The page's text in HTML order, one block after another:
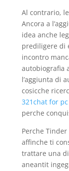
Al contrario,
Ancora a
idea anche
prediligere di
incontro
autobiografia
l’aggiunta di
cosicche
321chat for pc
perche
Perche
affinche ti
trattare una
aneantit